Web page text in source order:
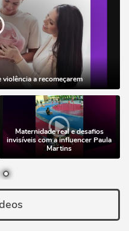
a recomeçarem
Maternidade real e desafios
invisíveis com a influencer Paula
Martins